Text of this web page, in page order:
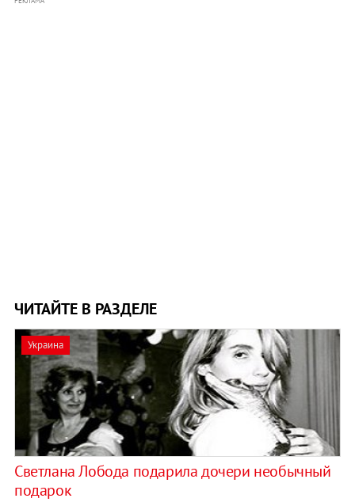
ЧИТАЙТЕ В РАЗДЕЛЕ
Украина
Светлана Лобода подарила дочери необычный
подарок